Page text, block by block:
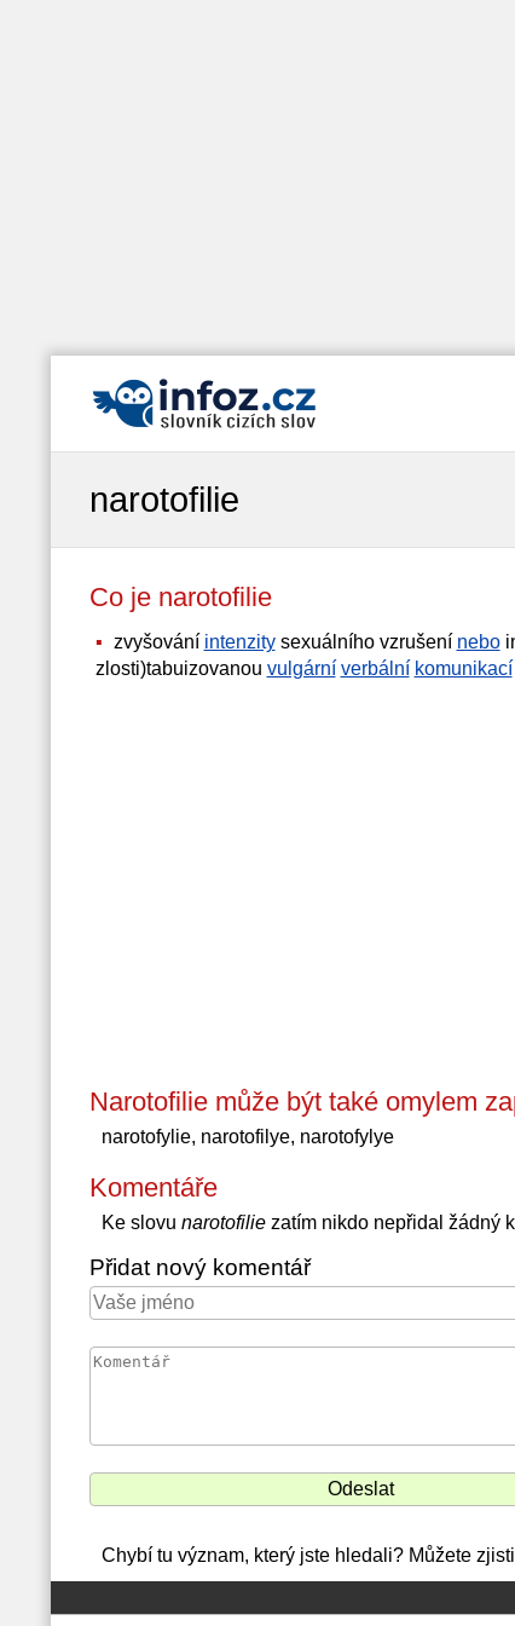
narotofilie
Co je narotofilie
zvyšování intenzitysexuálního vzrušení nebo
zlosti)tabuizovanou vulgární verbální komunikací
Narotofilie může být také omylem
narotofylie, narotofilye, narotofylye
Komentáře
Ke slovu narotofiliezatím nikdo nepřidal žádný
Přidat nový komentář
Chybí tu význam, který jste hledali? Můžete